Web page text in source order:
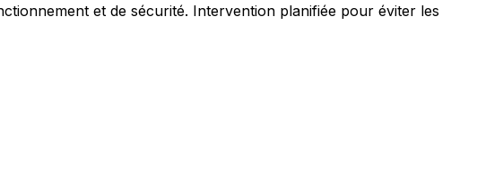
et de sécurité. Intervention planifiée pour éviter les